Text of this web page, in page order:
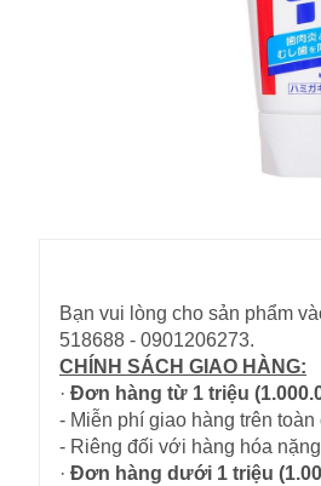
Bạn vui lòng cho sản phẩm
518688 - 0901206273.
CHÍNH SÁCH GIAO HÀNG:
· Đơn hàng từ 1 triệu
- Miễn phí giao hàng trên
- Riêng đối với hàng hóa
· Đơn hàng dưới 1 triệu